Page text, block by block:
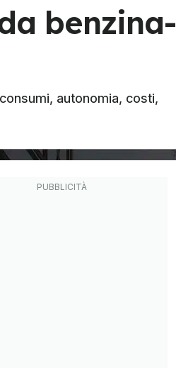
benzina-
autonomia, costi,